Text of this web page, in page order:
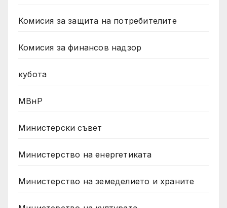
Комисия за защита на потребителите
Комисия за финансов надзор
кубота
МВнР
Министерски съвет
Министерство на енергетиката
Министерство на земеделието и храните